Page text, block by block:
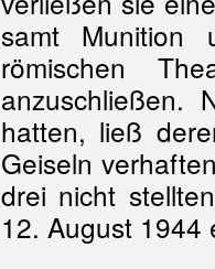
samt Munition
römischen
anzuschließen.
hatten, ließ
Geiseln
drei nicht
12. August 1944